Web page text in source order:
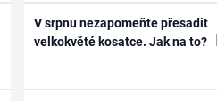
V srpnu nezapomeňte přesadit
velkokvěté kosatce. Jak na to?